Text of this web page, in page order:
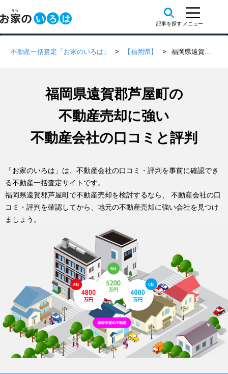
不動産一括査定「お家のいろは」 【福岡県】 福岡県遠賀郡芦屋町の不動産会社 口コミ・評判一覧
福岡県遠賀郡芦屋町の
不動産売却に強い
不動産会社の口コミと評判
「お家のいろは」は、不動産会社の口コミ・評判を事前に確認でき
る不動産一括査定サイトです。
福岡県遠賀郡芦屋町で不動産売却を検討するなら、 不動産会社の口
コミ・評判を確認してから、地元の不動産売却に強い会社を見つけ
ましょう。